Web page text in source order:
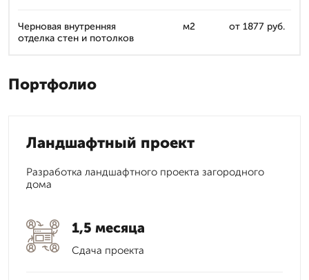
Черновая внутренняя
отделка стен и потолков
м2 от 1877 руб.
Портфолио
Ландшафтный проект
Разработка ландшафтного проекта загородного
дома
1,5 месяца
Сдача проекта